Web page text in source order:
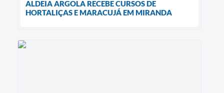
ALDEIA ARGOLA RECEBE CURSOS DE
HORTALIÇAS E MARACUJÁ EM MIRANDA